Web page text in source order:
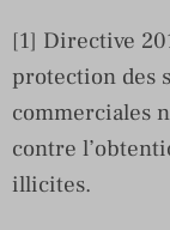
[1] Directive
protection des
commerciales
contre
illicites.